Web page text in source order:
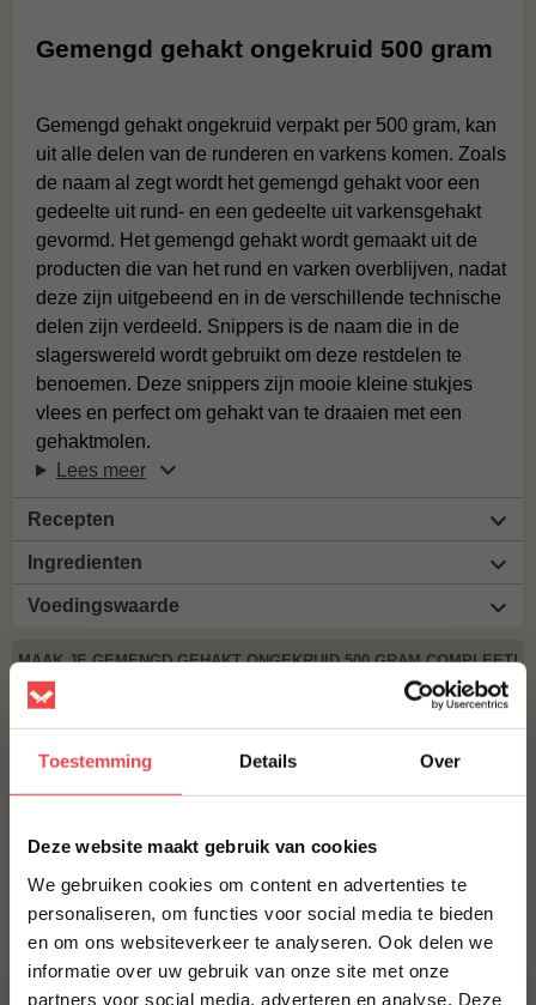
Toestemming Details Over
Deze website maakt gebruik van cookies
We gebruiken cookies om content en advertenties te
personaliseren, om functies voor social media te bieden
en om ons websiteverkeer te analyseren. Ook delen we
informatie over uw gebruik van onze site met onze
partners voor social media, adverteren en analyse. Deze
Gemengd gehakt ongekruid 500 gram
Gemengd gehakt ongekruid verpakt per 500 gram, kan
uit alle delen van de runderen en varkens komen. Zoals
de naam al zegt wordt het gemengd gehakt voor een
gedeelte uit rund- en een gedeelte uit varkensgehakt
gevormd. Het gemengd gehakt wordt gemaakt uit de
producten die van het rund en varken overblijven, nadat
deze zijn uitgebeend en in de verschillende technische
delen zijn verdeeld. Snippers is de naam die in de
slagerswereld wordt gebruikt om deze restdelen te
benoemen. Deze snippers zijn mooie kleine stukjes
vlees en perfect om gehakt van te draaien met een
gehaktmolen.
Lees meer
Recepten
Ingredienten
Voedingswaarde
MAAK JE GEMENGD GEHAKT ONGEKRUID 500 GRAM COMPLEET!
€ 9,95
Bestel alles
10% korting op je
eerste bestelling*